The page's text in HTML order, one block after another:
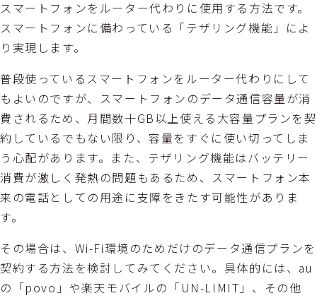
スマートフォンをルーター代わりに使用する方法です。
スマートフォンに備わっている「テザリング機能」によ
り実現します。
普段使っているスマートフォンをルーター代わりにして
もよいのですが、スマートフォンのデータ通信容量が消
費されるため、月間数十GB以上使える大容量プランを契
約しているでもない限り、容量をすぐに使い切ってしま
う心配があります。また、テザリング機能はバッテリー
消費が激しく発熱の問題もあるため、スマートフォン本
来の電話としての用途に支障をきたす可能性がありま
す。
その場合は、Wi-Fi環境のためだけのデータ通信プランを
契約する方法を検討してみてください。具体的には、au
の「povo」や楽天モバイルの「UN-LIMIT」、その他